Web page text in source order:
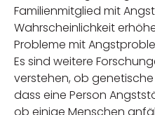
Familienmitglied mit
Wahrscheinlichkeit
Probleme mit
Es sind weitere
verstehen, ob
dass eine Person
ob einige Menschen